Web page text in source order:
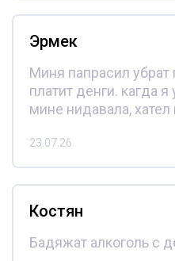
Эрмек
Миня папрасил
платит денги. кагда
мине нидавала,
23.07.26
Костян
Бадяжат алкоголь с